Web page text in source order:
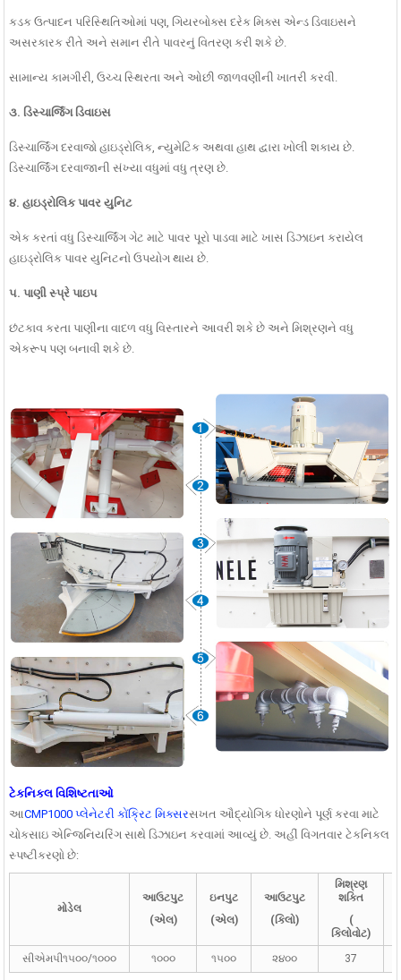
કડક ઉત્પાદન પરિસ્થિતિઓમાં પણ, ગિયરબોક્સ દરેક મિક્સ એન્ડ ડિવાઇસને
અસરકારક રીતે અને સમાન રીતે પાવરનું વિતરણ કરી શકે છે.
સામાન્ય કામગીરી, ઉચ્ચ સ્થિરતા અને ઓછી જાળવણીની ખાતરી કરવી.
૩. ડિસ્ચાર્જિંગ ડિવાઇસ
ડિસ્ચાર્જિંગ દરવાજો હાઇડ્રોલિક, ન્યુમેટિક અથવા હાથ દ્વારા ખોલી શકાય છે.
ડિસ્ચાર્જિંગ દરવાજાની સંખ્યા વધુમાં વધુ ત્રણ છે.
૪. હાઇડ્રોલિક પાવર યુનિટ
એક કરતાં વધુ ડિસ્ચાર્જિંગ ગેટ માટે પાવર પૂરો પાડવા માટે ખાસ ડિઝાઇન કરાયેલ
હાઇડ્રોલિક પાવર યુનિટનો ઉપયોગ થાય છે.
૫. પાણી સ્પ્રે પાઇપ
છંટકાવ કરતા પાણીના વાદળ વધુ વિસ્તારને આવરી શકે છે અને મિશ્રણને વધુ
એકરૂપ પણ બનાવી શકે છે.
ટેકનિકલ વિશિષ્ટતાઓ
આCMP1000 પ્લેનેટરી કોંક્રિટ મિક્સરસખત ઔદ્યોગિક ધોરણોને પૂર્ણ કરવા માટે
ચોકસાઇ એન્જિનિયરિંગ સાથે ડિઝાઇન કરવામાં આવ્યું છે. અહીં વિગતવાર ટેકનિકલ
સ્પષ્ટીકરણો છે:
મોડેલ
આઉટપુટ
(એલ)
ઇનપુટ
(એલ)
આઉટપુટ
(કિલો)
મિશ્રણ
શક્તિ
(
કિલોવોટ)
સીએમપી૧૫૦૦/૧૦૦૦ ૧૦૦૦ ૧૫૦૦ ૨૪૦૦ 37
પ્લાન્ટ | 1000 ...